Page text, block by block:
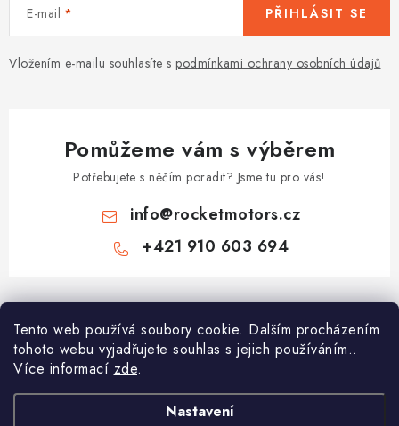
Tento web používá soubory cookie. Dalším procházením
tohoto webu vyjadřujete souhlas s jejich používáním..
Více informací zde.
Nastavení
E-mail
Vložením e-mailu souhlasíte s podmínkami ochrany osobních údajů
PŘIHLÁSIT SE
Pomůžeme vám s výběrem
Potřebujete s něčím poradit? Jsme tu pro vás!
info@rocketmotors.cz
+421 910 603 694
Z
á
Najdete nás
Informace pro vás